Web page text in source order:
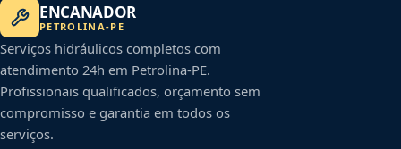
ENCANADOR
PETROLINA-PE
Serviços hidráulicos completos com
atendimento 24h em Petrolina-PE.
Profissionais qualificados, orçamento sem
compromisso e garantia em todos os
serviços.